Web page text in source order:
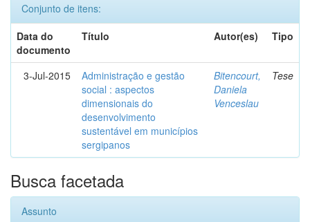
Conjunto de itens:
Data do
documento
Título Autor(es) Tipo
3-Jul-2015
Administração e gestão
social : aspectos
dimensionais do
desenvolvimento
sustentável em municípios
sergipanos
Bitencourt,
Daniela
Venceslau
Tese
Busca facetada
Assunto